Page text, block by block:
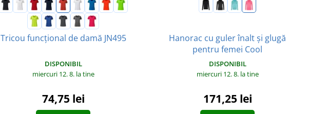
Tricou funcțional de damă JN495
DISPONIBIL
miercuri 12. 8. la tine
74,75 lei
Hanorac cu guler înalt și glugă
pentru femei Cool
DISPONIBIL
miercuri 12. 8. la tine
171,25 lei